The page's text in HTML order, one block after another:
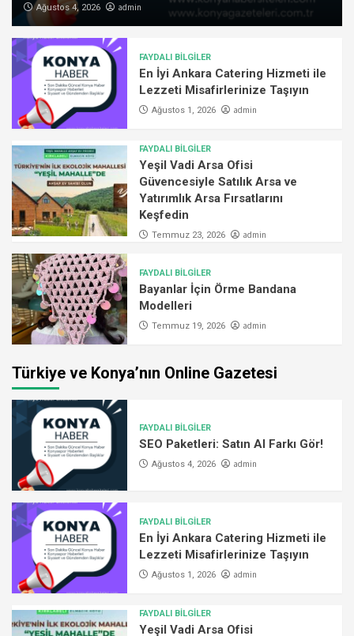
Ağustos 4, 2026 admin
FAYDALI BİLGİLER
En İyi Ankara Catering Hizmeti ile
Lezzeti Misafirlerinize Taşıyın
Ağustos 1, 2026 admin
FAYDALI BİLGİLER
Yeşil Vadi Arsa Ofisi
Güvencesiyle Satılık Arsa ve
Yatırımlık Arsa Fırsatlarını
Keşfedin
Temmuz 23, 2026 admin
FAYDALI BİLGİLER
Bayanlar İçin Örme Bandana
Modelleri
Temmuz 19, 2026 admin
Türkiye ve Konya’nın Online Gazetesi
FAYDALI BİLGİLER
SEO Paketleri: Satın Al Farkı Gör!
Ağustos 4, 2026 admin
FAYDALI BİLGİLER
En İyi Ankara Catering Hizmeti ile
Lezzeti Misafirlerinize Taşıyın
Ağustos 1, 2026 admin
FAYDALI BİLGİLER
Yeşil Vadi Arsa Ofisi